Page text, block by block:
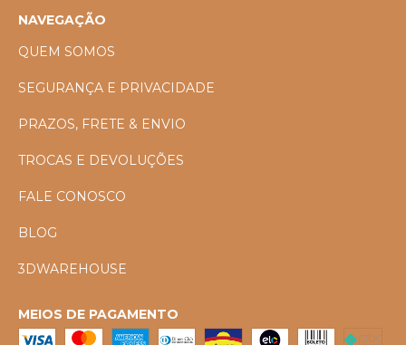
NAVEGAÇÃO
QUEM SOMOS
SEGURANÇA E PRIVACIDADE
PRAZOS, FRETE & ENVIO
TROCAS E DEVOLUÇÕES
FALE CONOSCO
BLOG
3DWAREHOUSE
MEIOS DE PAGAMENTO